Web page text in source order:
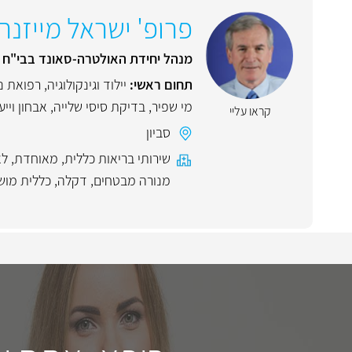
קראו עליי
פרופ' ישראל
מנהל יחידת האולטרה-סאונד בבי"ח
תחום ראשי: יילוד וגינקולוגיה,
מי שפיר, בדיקת סיסי שלייה, אבחון
סביון
שירותי בריאות כללית, מאוחדת,
מנורה מבטחים, דקלה, כללית